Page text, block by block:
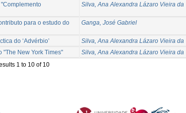
Silva, Ana Alexandra Lázaro Vieira da
para o estudo do
Ganga, José Gabriel
do ‘Advérbio’
Silva, Ana Alexandra Lázaro Vieira da
"The New York Times"
Silva, Ana Alexandra Lázaro Vieira da
1 to 10 of 10